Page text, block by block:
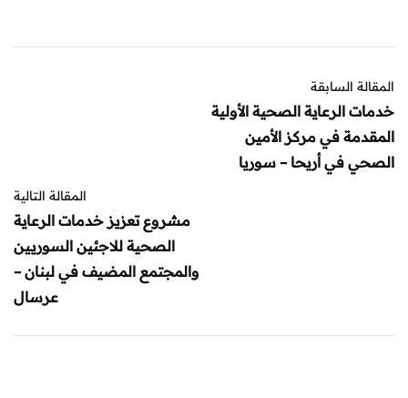
المقالة السابقة
خدمات الرعاية الصحية الأولية
المقدمة في مركز الأمين
الصحي في أريحا – سوريا
المقالة التالية
مشروع تعزيز خدمات الرعاية
الصحية للاجئين السوريين
والمجتمع المضيف في لبنان –
عرسال